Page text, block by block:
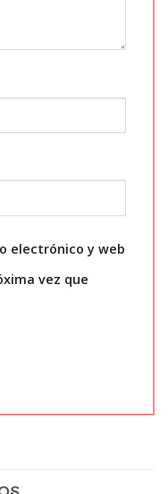
electrónico y web
vez que